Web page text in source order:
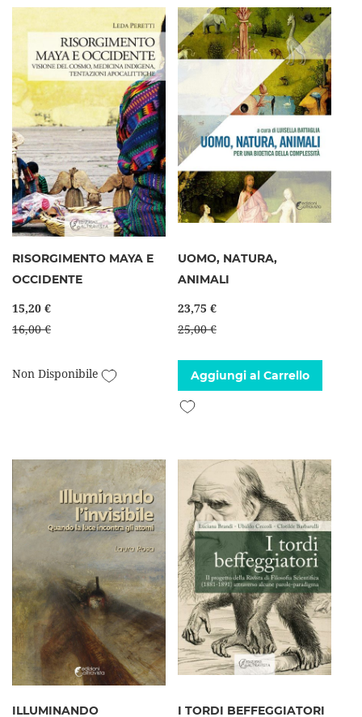
RISORGIMENTO MAYA E
OCCIDENTE
15,20 €
16,00 €
Non Disponibile Aggiungi alla lista desideri
UOMO, NATURA,
ANIMALI
23,75 €
25,00 €
Aggiungi al Carrello
Aggiungi alla lista desideri
ILLUMINANDO I TORDI BEFFEGGIATORI